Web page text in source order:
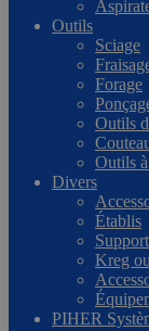
Outils
Sciage
Forage
Outils
Outils
Divers
Établis
Kreg
PIHER